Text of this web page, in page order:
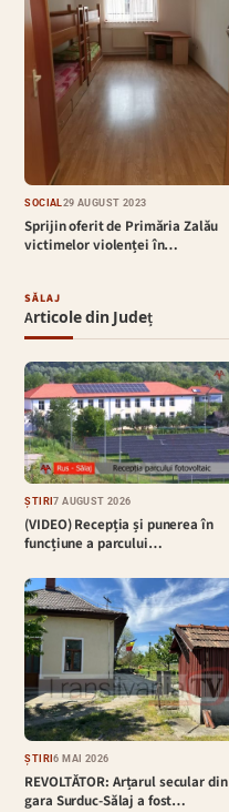
SOCIAL29 AUGUST 2023
Sprijin oferit de Primăria Zalău
victimelor violenței în…
SĂLAJ
Articole din Județ
ȘTIRI7 AUGUST 2026
(VIDEO) Recepția și punerea în
funcțiune a parcului…
ȘTIRI6 MAI 2026
REVOLTĂTOR: Arțarul secular din
gara Surduc-Sălaj a fost…